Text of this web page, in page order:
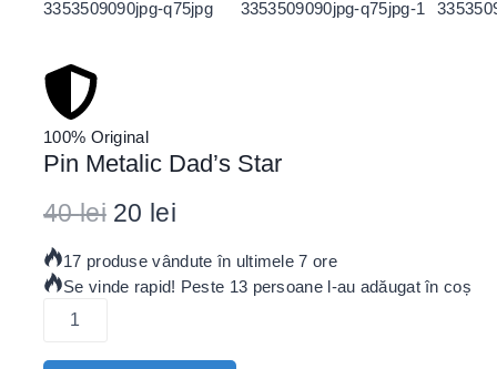
100% Original
Pin Metalic Dad’s Star
40lei 20 lei
17 produse vândute în ultimele 7 ore
Se vinde rapid! Peste 13 persoane l-au adăugat în coș